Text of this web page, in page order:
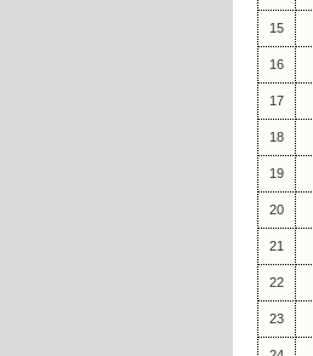
15
16
17
18
19
20
21
22
23